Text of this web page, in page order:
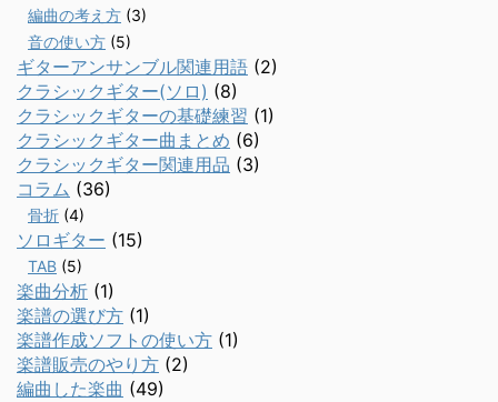
編曲の考え方 (3)
音の使い方 (5)
ギターアンサンブル関連用語 (2)
クラシックギター(ソロ) (8)
クラシックギターの基礎練習 (1)
クラシックギター曲まとめ (6)
クラシックギター関連用品 (3)
コラム (36)
骨折 (4)
ソロギター (15)
TAB (5)
楽曲分析 (1)
楽譜の選び方 (1)
楽譜作成ソフトの使い方 (1)
楽譜販売のやり方 (2)
編曲した楽曲 (49)